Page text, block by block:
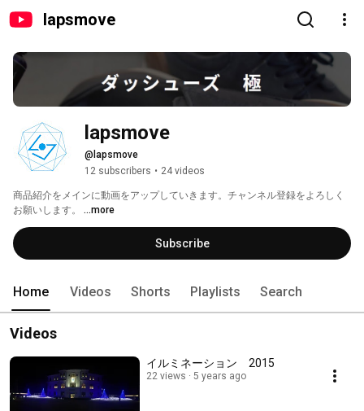
lapsmove
lapsmove
@lapsmove
12 subscribers • 24 videos
商品紹介をメインに動画をアップしていきます。チャンネル登録をよろしく
お願いします。 ...more
Subscribe
Home Videos Shorts Playlists Search
Videos
イルミネーション 2015
22 views 5 years ago